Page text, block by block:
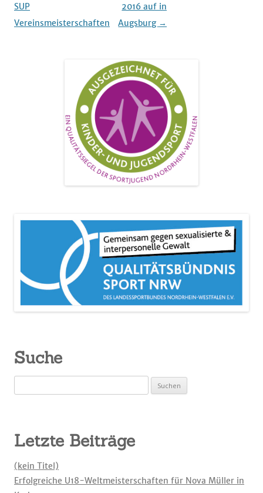
Navigation
SUP
Vereinsmeisterschaften
2016 auf in
Augsburg →
Suche
nach:
Letzte Beiträge
(kein Titel)
Erfolgreiche U18-Weltmeisterschaften für Nova Müller in